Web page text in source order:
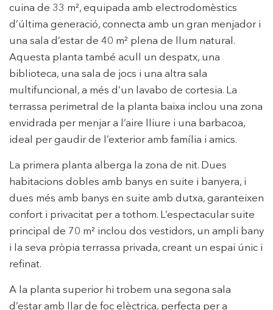
cuina de 33 m², equipada amb electrodomèstics
d’última generació, connecta amb un gran menjador i
una sala d’estar de 40 m² plena de llum natural.
Aquesta planta també acull un despatx, una
biblioteca, una sala de jocs i una altra sala
multifuncional, a més d’un lavabo de cortesia. La
terrassa perimetral de la planta baixa inclou una zona
envidrada per menjar a l’aire lliure i una barbacoa,
ideal per gaudir de l’exterior amb família i amics.
La primera planta alberga la zona de nit. Dues
habitacions dobles amb banys en suite i banyera, i
dues més amb banys en suite amb dutxa, garanteixen
confort i privacitat per a tothom. L’espectacular suite
principal de 70 m² inclou dos vestidors, un ampli bany
i la seva pròpia terrassa privada, creant un espai únic i
refinat.
A la planta superior hi trobem una segona sala
d’estar amb llar de foc elèctrica, perfecta per a
Aquest lloc web utilitza cookies pròpies per recopilar
informació amb la finalitat de millorar els nostres serveis.
Si continua navegant, suposa l'acceptació de la instal·lació
de les mateixes. L'usuari té la possibilitat de configurar el
navegador podent, si així ho desitja, impedir que siguin
instal·lades al disc dur, encara que haurà de tenir en
compte que aquesta acció podrà ocasionar dificultats de
navegació de la pàgina web.
Analítiques i personalització
Permeten fer el seguiment i l'anàlisi del comportament
dels usuaris d'aquest lloc web. La informació recollida
mitjançant aquest tipus de cookies s'utilitza en el
perfils de navegació dels usuaris per introduir millores en
funció de l'anàlisi de les dades d'ús que fan els usuaris del
servei. Permeten desar la informació de preferència de
l'usuari per millorar la qualitat dels nostres serveis i oferir
una millor experiència a través de productes recomanats.
Marketing i publicitat
informació sobre les preferències i les eleccions personals
hàbits de navegació. Gràcies a elles, podem conèixer els
hàbits de navegació al lloc web i mostrar publicitat
relacionada amb el perfil de navegació de l'usuari.